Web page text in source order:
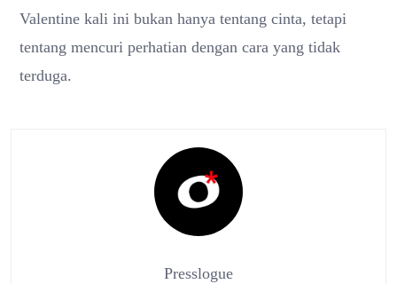
Valentine kali ini bukan hanya tentang cinta, tetapi
tentang mencuri perhatian dengan cara yang tidak
terduga.
Presslogue